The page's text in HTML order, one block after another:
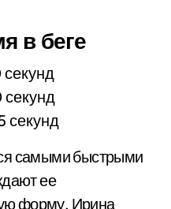
в беге
секунд
самыми быстрыми
ее
форму. Ирина